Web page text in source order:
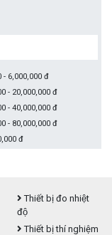
- 6,000,000 đ
- 20,000,000 đ
- 40,000,000 đ
- 80,000,000 đ
đ
Thiết bị đo nhiệt
độ
Thiết bị thí nghiệm